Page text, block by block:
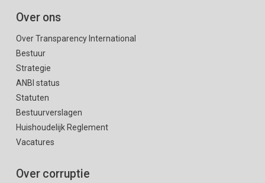
Over ons
Over Transparency International
Bestuur
Strategie
ANBI status
Statuten
Bestuurverslagen
Huishoudelijk Reglement
Vacatures
Over corruptie